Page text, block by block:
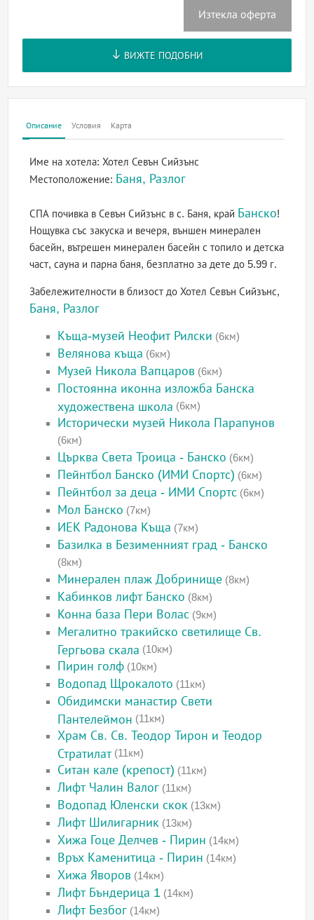
Изтекла оферта
ВИЖТЕ ПОДОБНИ
Описание Условия Карта
Име на хотела: Хотел Севън Сийзънс
Местоположение: Баня, Разлог
СПА почивка в Севън Сийзънс в с. Баня, край Банско!
Нощувка със закуска и вечеря, външен минерален
басейн, вътрешен минерален басейн с топило и детска
част, сауна и парна баня, безплатно за дете до 5.99 г.
Забележителности в близост до Хотел Севън Сийзънс,
Баня, Разлог
Къща-музей Неофит Рилски (6км)
Велянова къща (6км)
Музей Никола Вапцаров (6км)
Постоянна иконна изложба Банска
художествена школа (6км)
Исторически музей Никола Парапунов
(6км)
Църква Света Троица - Банско (6км)
Пейнтбол Банско (ИМИ Спортс) (6км)
Пейнтбол за деца - ИМИ Спортс (6км)
Мол Банско (7км)
ИЕК Радонова Къща (7км)
Базилка в Безименният град - Банско
(8км)
Минерален плаж Добринище (8км)
Кабинков лифт Банско (8км)
Конна база Пери Волас (9км)
Мегалитно тракийско светилище Св.
Гергьова скала (10км)
Пирин голф (10км)
Водопад Щрокалото (11км)
Обидимски манастир Свети
Пантелеймон (11км)
Храм Св. Св. Теодор Тирон и Теодор
Стратилат(11км)
Ситан кале (крепост) (11км)
Лифт Чалин Валог (11км)
Водопад Юленски скок (13км)
Лифт Шилигарник (13км)
Хижа Гоце Делчев - Пирин (14км)
Връх Каменитица - Пирин (14км)
Хижа Яворов (14км)
Лифт Бъндерица 1 (14км)
Лифт Безбог (14км)